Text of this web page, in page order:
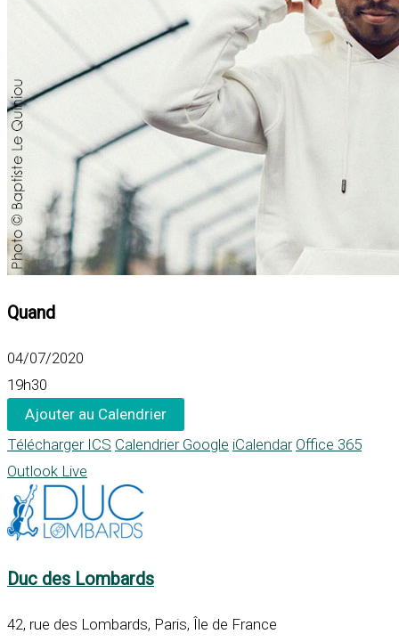
Quand
04/07/2020
19h30
Ajouter au Calendrier
Télécharger ICS Calendrier Google iCalendar Office 365
Outlook Live
Duc des Lombards
42, rue des Lombards, Paris, Île de France